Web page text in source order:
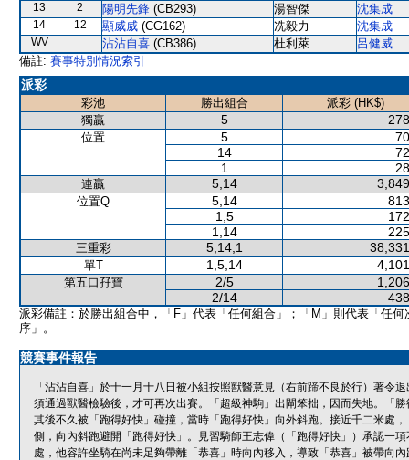
13 2 陽明先鋒 (CB293) 湯智傑 沈集成
14 12 顯威威 (CG162) 冼毅力 沈集成
WV 沾沾自喜 (CB386) 杜利萊
呂健威
備註: 賽事特別情況索引
派彩
彩池 勝出組合
派彩 (HK$)
獨贏
5
位置 5
14
1
連贏 5,14
位置Q 5,14
1,5
1,14
三重彩 5,14,1
單T 1,5,14
第五口孖寶 2/5
2/14
派彩備註：於勝出組合中，「F」代表「任何組合」；「M」則代表「任何
序」。
競賽事件報告
「沾沾自喜」於十一月十八日被小組按照獸醫意見（右前蹄不良於行）著令
須通過獸醫檢驗後，才可再次出賽。「超級神駒」出閘笨拙，因而失地。「
其後不久被「跑得好快」碰撞，當時「跑得好快」向外斜跑。接近千二米處
側，向內斜跑避開「跑得好快」。見習騎師王志偉（「跑得好快」）承認一
處，他容許坐騎在尚未足夠帶離「恭喜」時向內移入，導致「恭喜」被帶向